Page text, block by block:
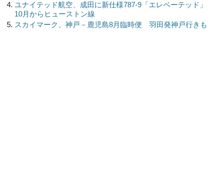
ユナイテッド航空、成田に新仕様787-9「エレベーテッド」
10月からヒューストン線
スカイマーク、神戸－鹿児島8月臨時便 羽田発神戸行きも